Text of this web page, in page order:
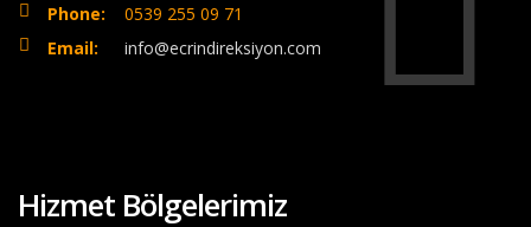
Phone:
0539 255 09 71
Email:
info@ecrindireksiyon.com
Hizmet Bölgelerimiz